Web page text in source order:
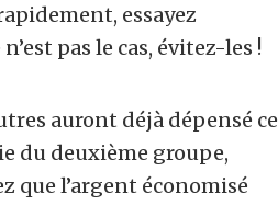
essayez
pas le cas, évitez-les !
auront déjà dépensé ce
du deuxième groupe,
que l’argent économisé